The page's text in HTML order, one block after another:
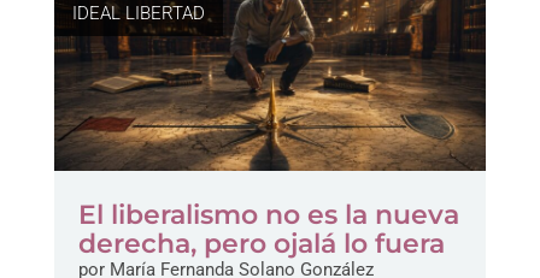
IDEAL LIBERTAD
El liberalismo no es la nueva
derecha, pero ojalá lo fuera
porMaría Fernanda Solano González